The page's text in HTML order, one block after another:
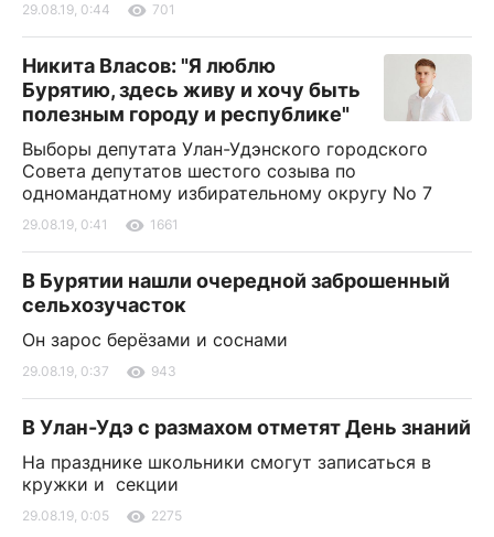
29.08.19, 0:44 701
Никита Власов: "Я люблю
Бурятию, здесь живу и хочу быть
полезным городу и республике"
Выборы депутата Улан-Удэнского городского
Совета депутатов шестого созыва по
одномандатному избирательному округу No 7
29.08.19, 0:41 1661
В Бурятии нашли очередной заброшенный
сельхозучасток
Он зарос берёзами и соснами
29.08.19, 0:37 943
В Улан-Удэ с размахом отметят День знаний
На празднике школьники смогут записаться в
кружки и секции
29.08.19, 0:05 2275